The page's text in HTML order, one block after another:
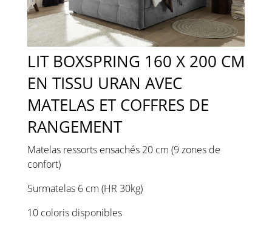
LIT BOXSPRING 160 X 200 CM
EN TISSU URAN AVEC
MATELAS ET COFFRES DE
RANGEMENT
Matelas ressorts ensachés 20 cm (9 zones de
confort)
Surmatelas 6 cm (HR 30kg)
10 coloris disponibles